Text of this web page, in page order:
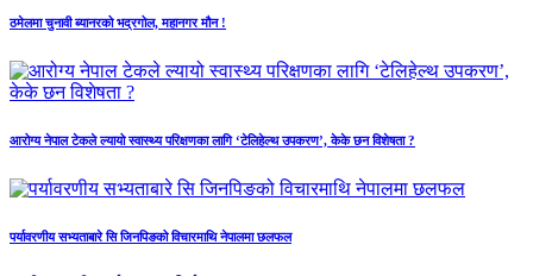
ठमेलमा चुनावी ब्यानरको भद्रगोल, महानगर मौन !
आरोग्य नेपाल टेकले ल्यायो स्वास्थ्य परिक्षणका लागि ‘टेलिहेल्थ उपकरण’, केके छन विशेषता ?
पर्यावरणीय सभ्यताबारे सि जिनपिङको विचारमाथि नेपालमा छलफल